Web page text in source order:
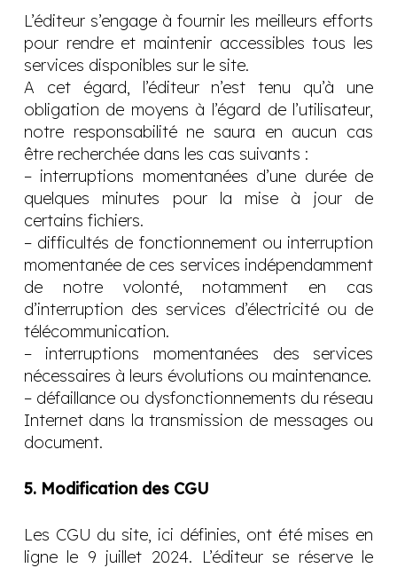
L’éditeur s’engage à fournir les meilleurs efforts
pour rendre et maintenir accessibles tous les
services disponibles sur le site.
A cet égard, l’éditeur n’est tenu qu’à une
obligation de moyens à l’égard de l’utilisateur,
notre responsabilité ne saura en aucun cas
être recherchée dans les cas suivants :
– interruptions momentanées d’une durée de
quelques minutes pour la mise à jour de
certains fichiers.
– difficultés de fonctionnement ou interruption
momentanée de ces services indépendamment
de notre volonté, notamment en cas
d’interruption des services d’électricité ou de
télécommunication.
– interruptions momentanées des services
nécessaires à leurs évolutions ou maintenance.
– défaillance ou dysfonctionnements du réseau
Internet dans la transmission de messages ou
document.
5. Modification des CGU
Les CGU du site, ici définies, ont été mises en
ligne le 9 juillet 2024. L’éditeur se réserve le